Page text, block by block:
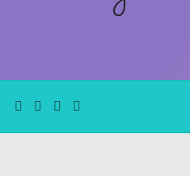
Rezepte
Blog
und